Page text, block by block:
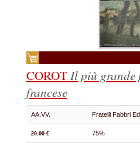
COROTIl più grande
francese
AA.VV. Fratelli Fabbri
20.00 € 75%